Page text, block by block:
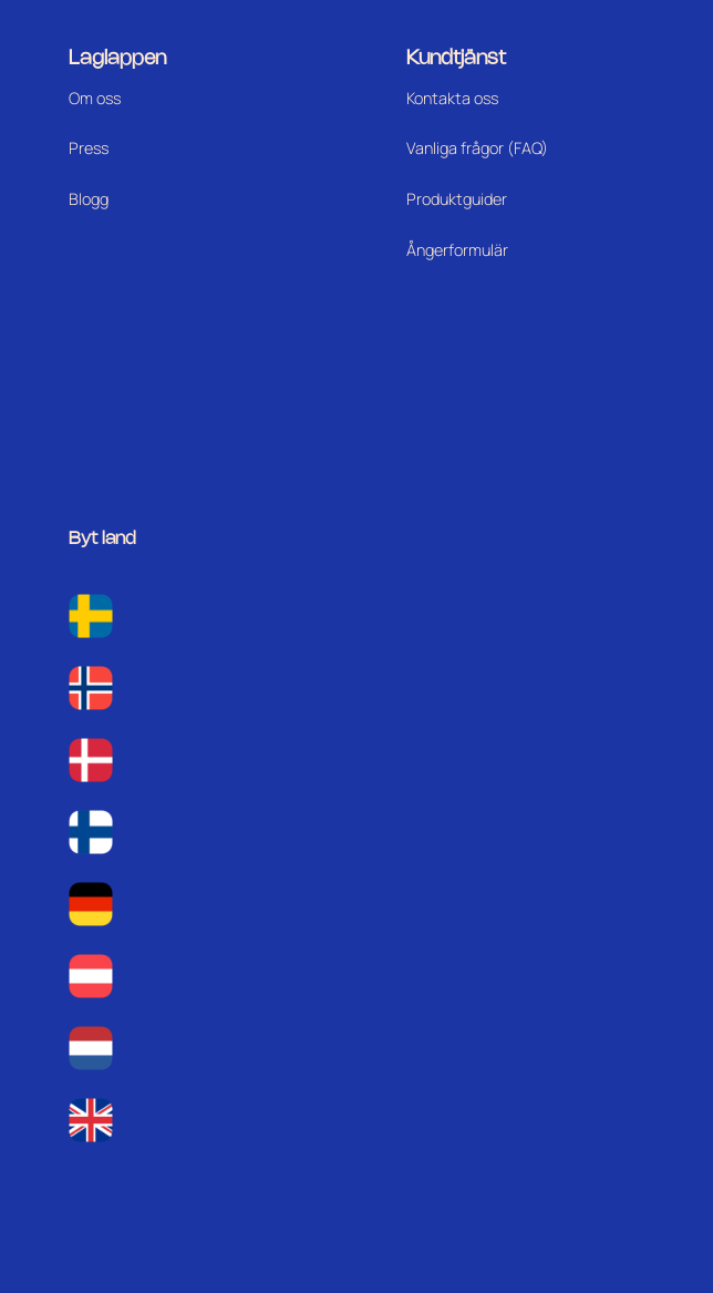
Laglappen
Om oss
Press
Blogg
Kundtjänst
Kontakta oss
Vanliga frågor (FAQ)
Produktguider
Ångerformulär
Byt land